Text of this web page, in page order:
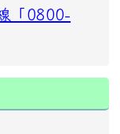
「0800-